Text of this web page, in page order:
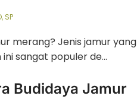
SP
merang? Jenis jamur yang
sangat populer de...
Budidaya Jamur